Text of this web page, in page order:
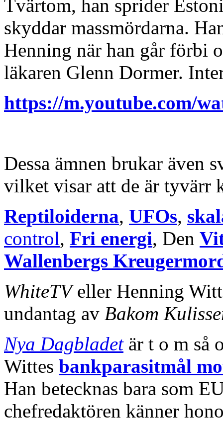
Tvärtom, han sprider
skyddar massmördarna.
Henning när han går förbi
läkaren Glenn Dormer.
https://m.youtube.com/
Dessa ämnen brukar även
vilket visar att de är tyvärr
Reptiloiderna, UFOs,
control, Fri energi, Den
Wallenbergs
WhiteTVeller Henning
undantag av Bakom
Nya Dagbladetär t o m så
Wittes bankparasitmål
Han betecknas bara som
chefredaktören känner